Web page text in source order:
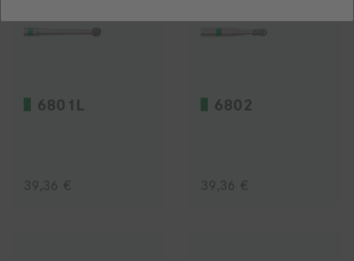
6801L
39,36 €
6802
39,36 €